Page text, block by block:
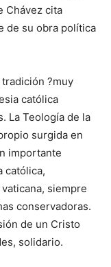
Chávez cita
de su obra política
?muy
católica
La Teología de la
surgida en
importante
católica,
siempre
conservadoras.
de un Cristo
solidario.